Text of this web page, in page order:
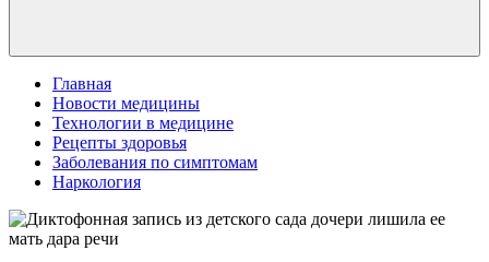
Главная
Новости медицины
Технологии в медицине
Рецепты здоровья
Заболевания по симптомам
Наркология